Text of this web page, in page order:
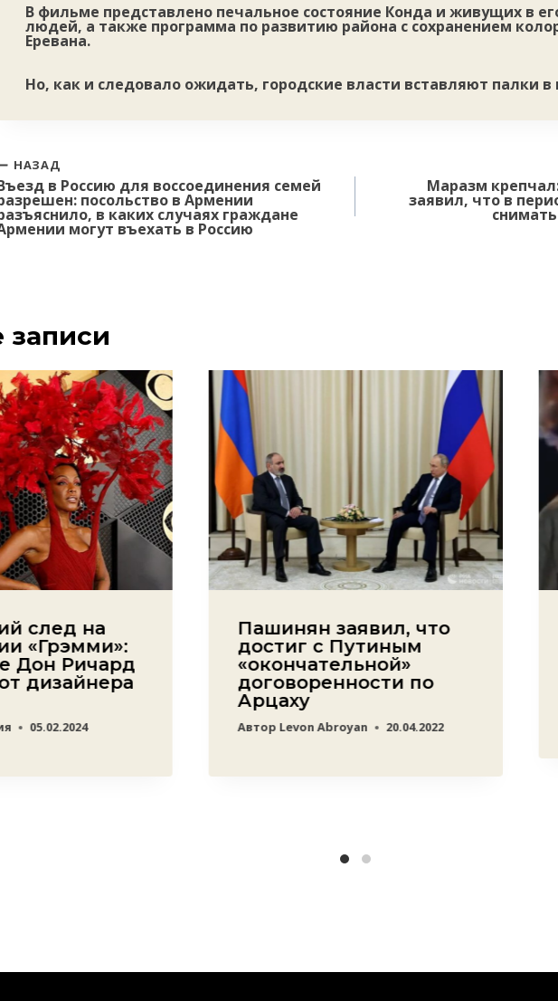
В фильме представлено печальное состояние Конда и живущих в
людей, а также программа по развитию района с сохранением
Еревана.
Но, как и следовало ожидать, городские власти вставляют палки в
НАЗАД
в Россию для воссоединения семей
посольство в Армении
в каких случаях граждане
могут въехать в Россию
Маразм
заявил, что в
след на
«Грэмми»:
Дон Ричард
дизайнера
05.02.2024
Пашинян заявил, что
достиг с Путиным
«окончательной»
договоренности по
Арцаху
Автор Levon Abroyan 20.04.2022